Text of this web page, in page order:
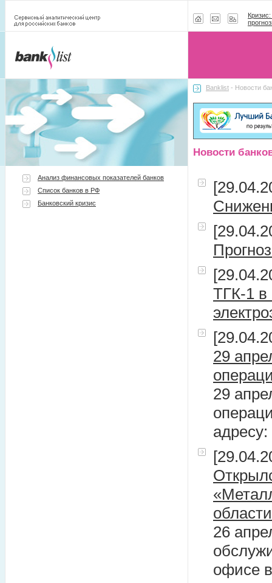
Анализ финансовых показателей банков
Список банков в РФ
Банковский кризис
Banklist - Новости
Новости
ТГК-1 в
29
29
адресу:
области
26
офисе